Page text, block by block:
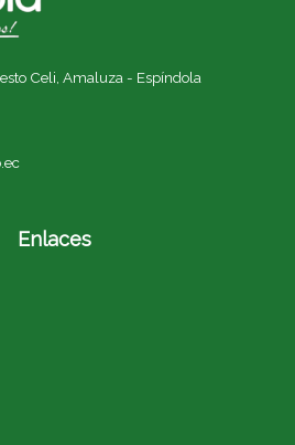
Celi, Amaluza - Espíndola
Enlaces